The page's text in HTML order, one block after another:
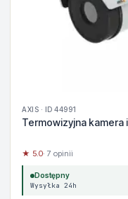
AXIS · ID 44991
Termowizyjna kamera
★ 5.0· 7 opinii
Dostępny
Wysyłka 24h